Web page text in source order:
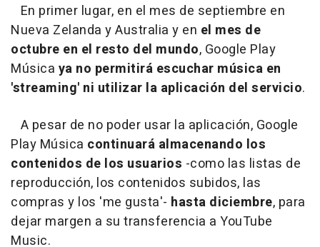
En primer lugar, en el mes de septiembre en
Nueva Zelanda y Australia y en el mes de
octubre en el resto del mundo, Google Play
Música ya no permitirá escuchar música en
'streaming' ni utilizar la aplicación del servicio.
A pesar de no poder usar la aplicación, Google
Play Música continuará almacenando los
contenidos de los usuarios -como las listas de
reproducción, los contenidos subidos, las
compras y los 'me gusta'- hasta diciembre, para
dejar margen a su transferencia a YouTube
Music.